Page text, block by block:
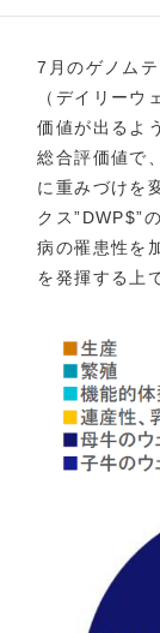
7月のゲノム
（デイリーウ
価値が出るよ
総合評価値で
に重みづけを
クス”DWP$”
病の罹患性を
を発揮する上